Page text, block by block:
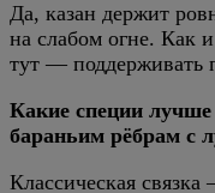
Да, казан держит
на слабом огне. Как
тут — поддерживать
Какие специи
бараньим рёбрам с
Классическая